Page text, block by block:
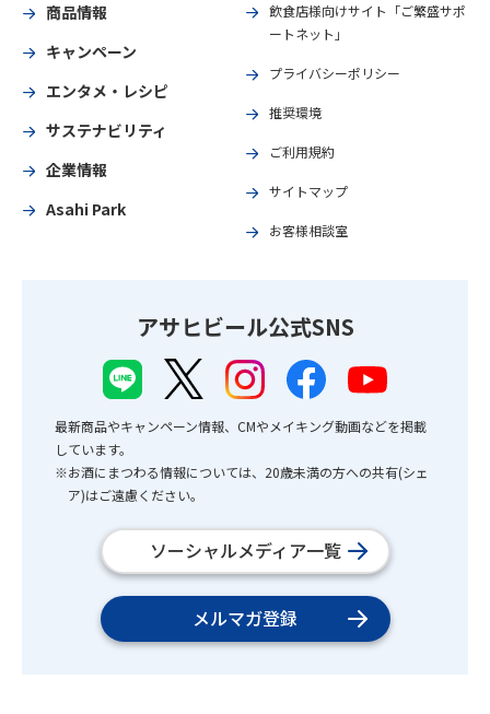
商品情報
キャンペーン
エンタメ・レシピ
サステナビリティ
企業情報
Asahi Park
飲食店様向けサイト「ご繁盛サポ
ートネット」
プライバシーポリシー
推奨環境
ご利用規約
サイトマップ
お客様相談室
アサヒビール公式SNS
最新商品やキャンペーン情報、CMやメイキング動画などを掲載
しています。
※お酒にまつわる情報については、20歳未満の方への共有(シェ
ア)はご遠慮ください。
ソーシャルメディア一覧
メルマガ登録